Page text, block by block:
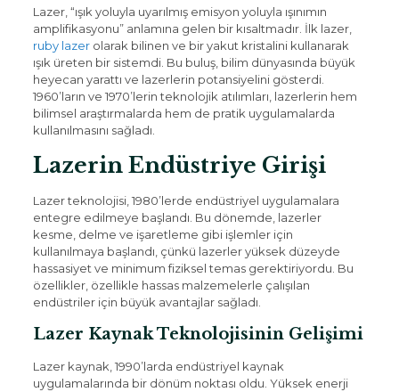
Lazer, “ışık yoluyla uyarılmış emisyon yoluyla ışınımın
amplifikasyonu” anlamına gelen bir kısaltmadır. İlk lazer,
ruby lazerolarak bilinen ve bir yakut kristalini kullanarak
ışık üreten bir sistemdi. Bu buluş, bilim dünyasında büyük
heyecan yarattı ve lazerlerin potansiyelini gösterdi.
1960’ların ve 1970’lerin teknolojik atılımları, lazerlerin hem
bilimsel araştırmalarda hem de pratik uygulamalarda
kullanılmasını sağladı.
Lazerin Endüstriye Girişi
Lazer teknolojisi, 1980’lerde endüstriyel uygulamalara
entegre edilmeye başlandı. Bu dönemde, lazerler
kesme, delme ve işaretleme gibi işlemler için
kullanılmaya başlandı, çünkü lazerler yüksek düzeyde
hassasiyet ve minimum fiziksel temas gerektiriyordu. Bu
özellikler, özellikle hassas malzemelerle çalışılan
endüstriler için büyük avantajlar sağladı.
Lazer Kaynak Teknolojisinin Gelişimi
Lazer kaynak, 1990’larda endüstriyel kaynak
uygulamalarında bir dönüm noktası oldu. Yüksek enerji